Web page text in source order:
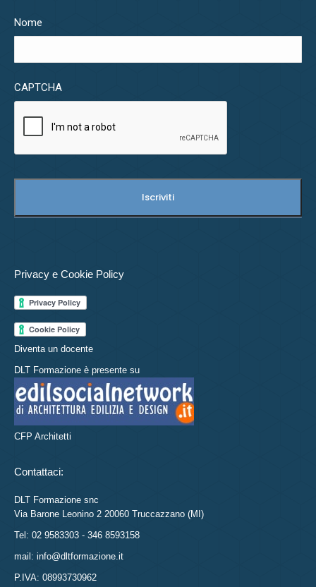
Nome
CAPTCHA
Privacy e Cookie Policy
Diventa un docente
DLT Formazione è presente su
CFP Architetti
Contattaci:
DLT Formazione snc
Via Barone Leonino 2 20060 Truccazzano (MI)
Tel: 02 9583303 - 346 8593158
mail: info@dltformazione.it
P.IVA: 08993730962